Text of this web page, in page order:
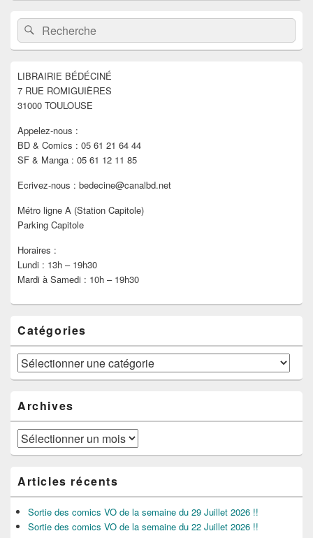
Zone
principale
de
widget
barre
latérale
Recherche :Rechercher
LIBRAIRIE BÉDÉCINÉ
7 RUE ROMIGUIÈRES
31000 TOULOUSE
Appelez-nous :
BD & Comics : 05 61 21 64 44
SF & Manga : 05 61 12 11 85
Ecrivez-nous : bedecine@canalbd.net
Métro ligne A (Station Capitole)
Parking Capitole
Horaires :
Lundi : 13h – 19h30
Mardi à Samedi : 10h – 19h30
Catégories
Catégories
Archives
Archives
Articles récents
Sortie des comics VO de la semaine du 29 Juillet 2026 !!
Sortie des comics VO de la semaine du 22 Juillet 2026 !!